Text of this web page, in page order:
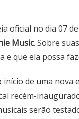
oficial no dia 07
Music. Sobre
e que ela possa
início de uma nova
recém-
serão